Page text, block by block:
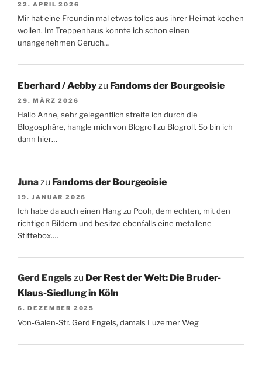
22. APRIL 2026
Mir hat eine Freundin mal etwas tolles aus ihrer Heimat kochen
wollen. Im Treppenhaus konnte ich schon einen
unangenehmen Geruch…
Eberhard / Aebby zu Fandoms der Bourgeoisie
29. MÄRZ 2026
Hallo Anne, sehr gelegentlich streife ich durch die
Blogosphäre, hangle mich von Blogroll zu Blogroll. So bin ich
dann hier…
Juna zu Fandoms der Bourgeoisie
19. JANUAR 2026
Ich habe da auch einen Hang zu Pooh, dem echten, mit den
richtigen Bildern und besitze ebenfalls eine metallene
Stiftebox.…
Gerd Engelszu Der Rest der Welt: Die Bruder-
Klaus-Siedlung in Köln
6. DEZEMBER 2025
Von-Galen-Str. Gerd Engels, damals Luzerner Weg